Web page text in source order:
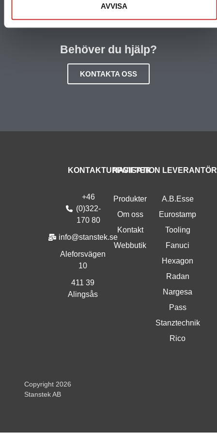
AVVISA
Behöver du hjälp?
KONTAKTA OSS
KONTAKTUPPGIFTER
+46
(0)322-
170 80
info@stanstek.se
Aleforsvägen
10
411 39
Alingsås
NAVIGATION
Produkter
Om oss
Kontakt
Webbutik
A.B.Esse
Eurostamp
Tooling
Fanuci
Hexagon
Radan
Nargesa
Pass
Stanztechnik
Rico
Copyright 2026
Stanstek AB